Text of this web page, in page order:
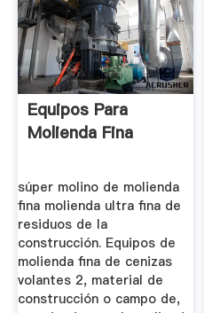
Equipos Para
Molienda Fina
súper molino de molienda
fina molienda ultra fina de
residuos de la
construcción. Equipos de
molienda fina de cenizas
volantes 2, material de
construcción o campo de,